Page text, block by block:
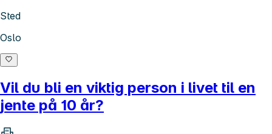
Sted
Oslo
Vil du bli en viktig person i livet til en
jente på 10 år?